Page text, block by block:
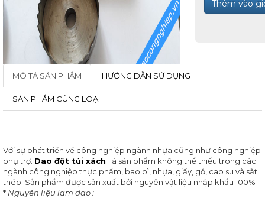
CÔNG
GIA
DAO
CÔNG
NGHIỆP
Thêm vào
MÔ TẢ SẢN PHẨM HƯỚNG DẪN SỬ DỤNG
SẢN PHẨM CÙNG LOẠI
Với sự phát triển về công nghiệp ngành nhựa cũng như công nghiệp
phụ trợ. Dao đột túi xách là sản phẩm không thể thiếu trong các
ngành công nghiệp thực phẩm, bao bì, nhựa, giấy, gỗ, cao su và sắt
thép. Sản phẩm được sản xuất bởi nguyên vật liệu nhập khẩu 100%
* Nguyên liệu lam dao :